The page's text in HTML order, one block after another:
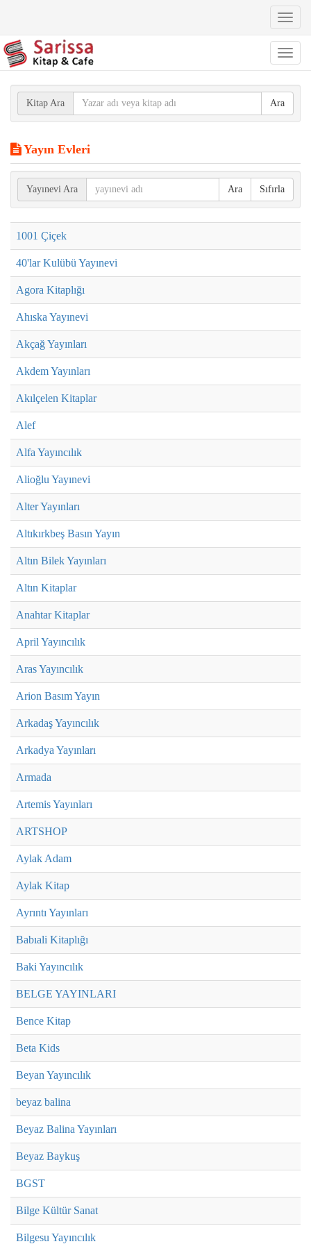
Toggle
Toggle
Kitap Ara Ara
Yayın Evleri
Yayınevi Ara Ara Sıfırla
1001 Çiçek
40'lar Kulübü Yayınevi
Agora Kitaplığı
Ahıska Yayınevi
Akçağ Yayınları
Akdem Yayınları
Akılçelen Kitaplar
Alef
Alfa Yayıncılık
Alioğlu Yayınevi
Alter Yayınları
Altıkırkbeş Basın Yayın
Altın Bilek Yayınları
Altın Kitaplar
Anahtar Kitaplar
April Yayıncılık
Aras Yayıncılık
Arion Basım Yayın
Arkadaş Yayıncılık
Arkadya Yayınları
Armada
Artemis Yayınları
ARTSHOP
Aylak Adam
Aylak Kitap
Ayrıntı Yayınları
Babıali Kitaplığı
Baki Yayıncılık
BELGE YAYINLARI
Bence Kitap
Beta Kids
Beyan Yayıncılık
beyaz balina
Beyaz Balina Yayınları
Beyaz Baykuş
BGST
Bilge Kültür Sanat
Bilgesu Yayıncılık